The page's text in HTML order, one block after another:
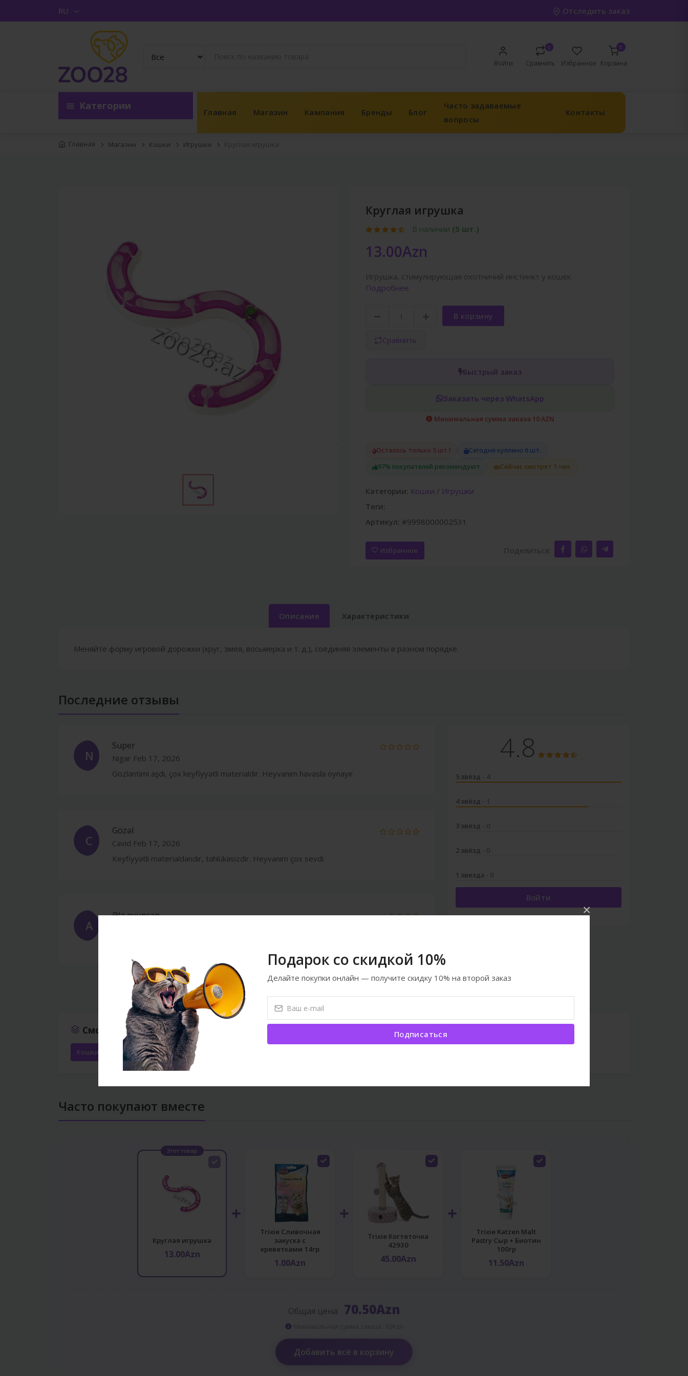
Подарок со скидкой 10%
Делайте покупки онлайн — получите скидку 10% на второй заказ
Подписаться
×
RU Отследить заказ
Войти
0
Сравнить Избранное
0
Корзина
Категории
Главная Магазин Кампания Бренды Блог
Часто задаваемые
вопросы
Контакты
Главная Магазин Кошки Игрушки Круглая игрушка
Круглая игрушка
В наличии (5 шт.)
13.00Azn
Игрушка, стимулирующая охотничий инстинкт у кошек.
Подробнее
В корзину
Сравнить
Быстрый заказ
Заказать через WhatsApp
Минимальная сумма заказа 10 AZN
Осталось только 5 шт.!
Сегодня куплено 6 шт.
97% покупателей рекомендуют
Сейчас смотрят 1 чел.
Категории: Кошки / Игрушки
Теги:
Артикул: #9998000002531
Избранное Поделиться:
Описание Характеристики
Меняйте форму игровой дорожки (круг, змея, восьмерка и т. д.), соединяя элементы в разном порядке.
Последние отзывы
N
Super
Nigar Feb 17, 2026
Gözləntimi aşdı, çox keyfiyyətli materialdır. Heyvanım həvəslə oynayır.
C
Gözəl
Cavid Feb 17, 2026
Keyfiyyətli materialdandır, təhlükəsizdir. Heyvanım çox sevdi.
A
Əla oyuncaq
‹
4.8
5 звёзд - 4
4 звёзд - 1
3 звёзд - 0
2 звёзд - 0
1 звезда - 0
Войти
Смотреть ещё
Кошки Игрушки Все товары
Часто покупают вместе
Этот товар
Круглая игрушка
13.00Azn
Trixie Сливочная
закуска с
креветками 14гр
1.00Azn
Trixie Когтеточка
42930
45.00Azn
Trixie Katzen Malt
Pastry Сыр + Биотин
100гр
11.50Azn
Общая цена: 70.50Azn
Добавить всё в корзину